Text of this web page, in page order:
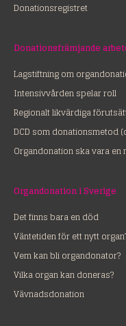
Donationsregistret
Donationsfrämjande
Lagstiftning om
Intensivvården spelar roll
Regionalt likvärdiga
DCD som donationsmetod
Organdonation ska vara
Organdonation i Sverige
Det finns bara en död
Väntetiden för ett nytt
Vem kan bli organdonator?
Vilka organ kan doneras?
Vävnadsdonation